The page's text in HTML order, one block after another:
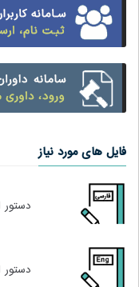
فایل های مورد نیاز
دستور
دستور